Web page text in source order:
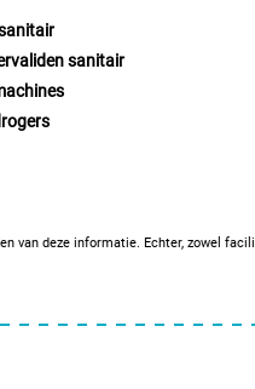
sanitair
van deze informatie. Echter, zowel